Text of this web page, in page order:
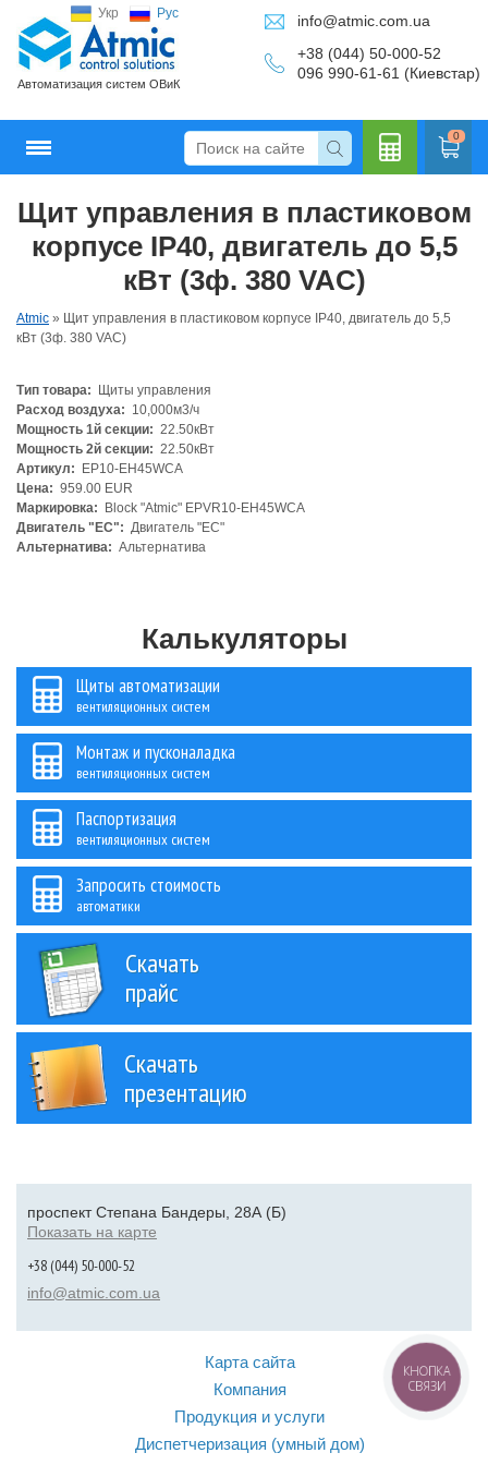
Укр Рус
Автоматизация систем ОВиК
info@atmic.com.ua
+38 (044) 50-000-52
096 990-61-61 (Киевстар)
0
Щит управления в пластиковом
корпусе IP40, двигатель до 5,5
кВт (3ф. 380 VAC)
Atmic » Щит управления в пластиковом корпусе IP40, двигатель до 5,5
кВт (3ф. 380 VAC)
Тип товара:
Щиты управления
Расход воздуха: 10,000м3/ч
Мощность 1й секции: 22.50кВт
Мощность 2й секции: 22.50кВт
Артикул:
EP10-EH45WCA
Цена: 959.00 EUR
Маркировка:
Block "Atmic" EPVR10-EH45WCA
Двигатель "ЕС": Двигатель "ЕС"
Альтернатива: Альтернатива
Калькуляторы
Щиты автоматизации
вентиляционных систем
Монтаж и пусконаладка
вентиляционных систем
Паспортизация
вентиляционных систем
Запросить стоимость
автоматики
Скачать
прайс
Скачать
презентацию
проспект Степана Бандеры, 28А (Б)
Показать на карте
+38 (044) 50-000-52
info@atmic.com.ua
Карта сайта
Компания
Продукция и услуги
Диспетчеризация (умный дом)
КНОПКА
СВЯЗИ